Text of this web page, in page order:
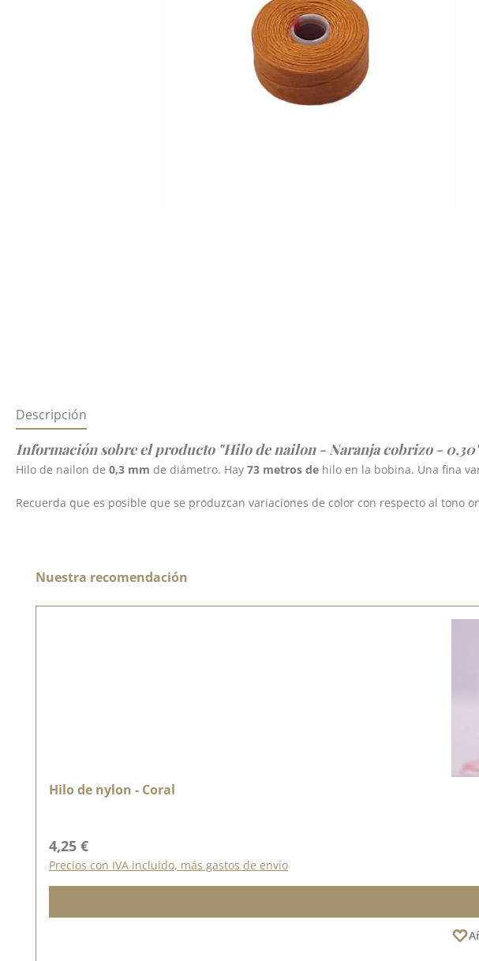
Descripción
Información sobre el producto "Hilo de nailon - Naranja cobrizo -
Hilo de nailon de 0,3 mm de diámetro. Hay 73 metros de hilo en la bobina. Una fina
Recuerda que es posible que se produzcan variaciones de color con respecto al
Omitir la galería de productos
Nuestra recomendación
Hilo de nylon - Coral
Precio normal:
4,25 €
Precios con IVA incluido, más gastos de envío